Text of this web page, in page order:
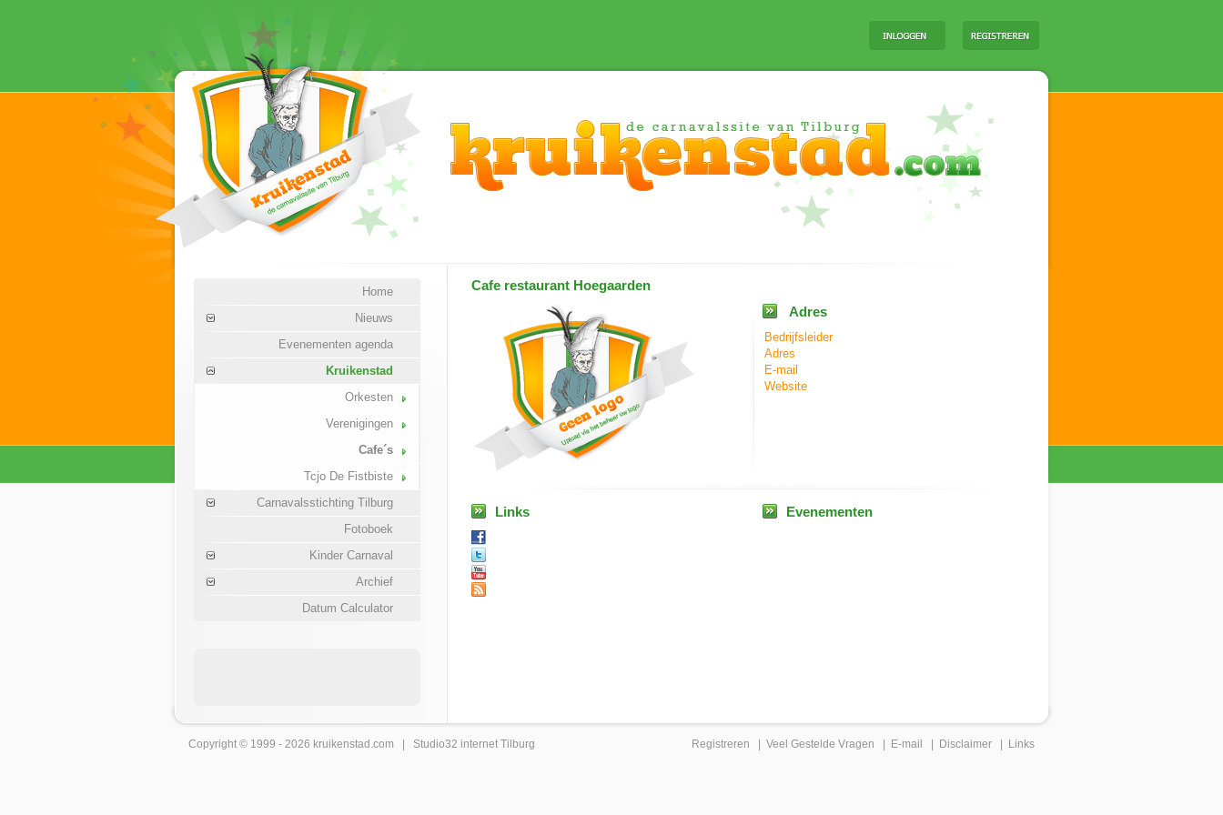
Home
Nieuws
Evenementen agenda
Kruikenstad
Orkesten
Verenigingen
Cafe´s
Tcjo De Fistbiste
Carnavalsstichting Tilburg
Fotoboek
Kinder Carnaval
Archief
Datum Calculator
Cafe restaurant Hoegaarden
Adres
Bedrijfsleider
Adres
E-mail
Website
Links Evenementen
Copyright © 1999 - 2026 kruikenstad .com | Studio32 internet Tilburg Registreren Veel Gestelde Vragen E-mail Disclaimer Links